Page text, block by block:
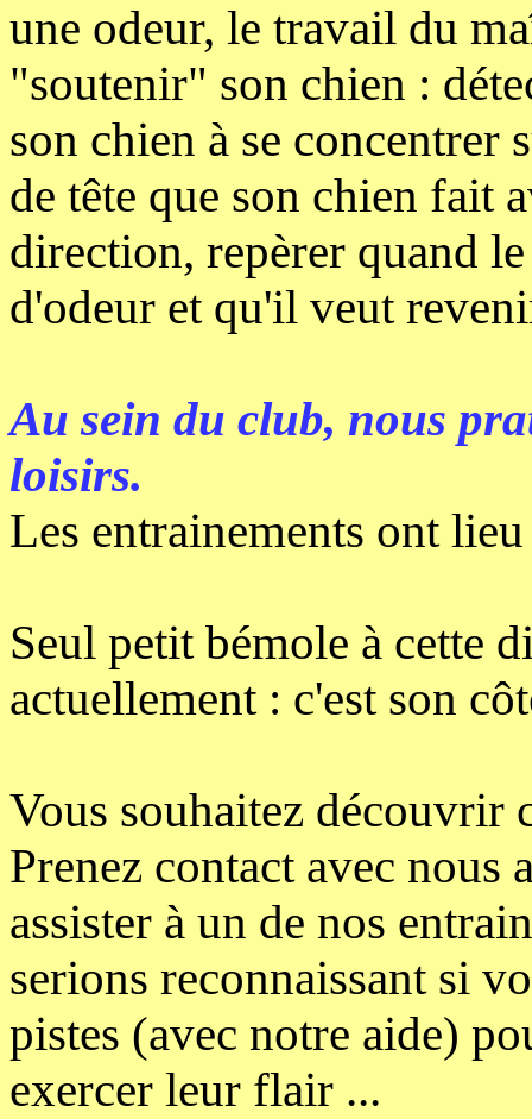
une odeur, le travail du
"soutenir" son chien :
son chien à se concentrer
de tête que son chien fait
direction, repèrer quand
d'odeur et qu'il veut
Au sein du club, nous
loisirs.
Les entrainements ont
Seul petit bémole à cette
actuellement : c'est son
Vous souhaitez découvrir
Prenez contact avec
assister à un de nos
serions reconnaissant si
pistes (avec notre aide)
exercer leur flair ...